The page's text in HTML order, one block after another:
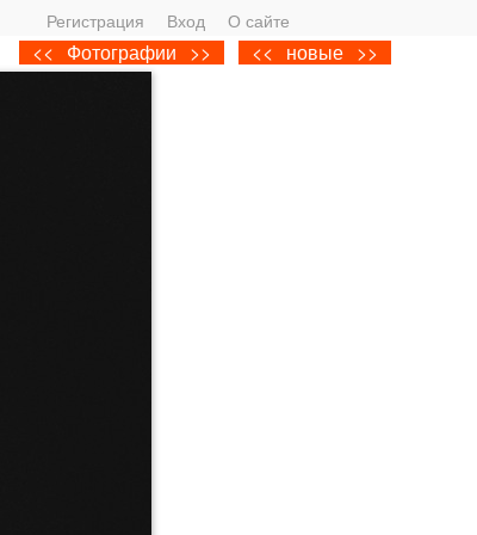
Регистрация Вход О сайте
<< новые >>
<< Фотографии >>